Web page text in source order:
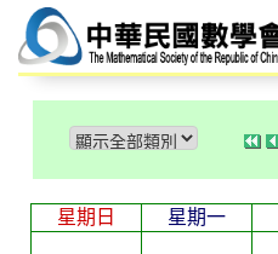
星期日 星期一